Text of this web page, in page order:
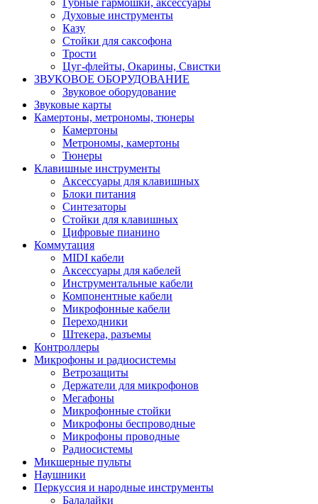
Губные гармошки, аксессуары
Духовые инструменты
Казу
Стойки для саксофона
Трости
Цуг-флейты, Окарины, Свистки
ЗВУКОВОЕ ОБОРУДОВАНИЕ
Звуковое оборудование
Звуковые карты
Камертоны, метрономы, тюнеры
Камертоны
Метрономы, камертоны
Тюнеры
Клавишные инструменты
Аксессуары для клавишных
Блоки питания
Синтезаторы
Стойки для клавишных
Цифровые пианино
Коммутация
MIDI кабели
Аксессуары для кабелей
Инструментальные кабели
Компонентные кабели
Микрофонные кабели
Переходники
Штекера, разъемы
Контроллеры
Микрофоны и радиосистемы
Ветрозащиты
Держатели для микрофонов
Мегафоны
Микрофонные стойки
Микрофоны беспроводные
Микрофоны проводные
Радиосистемы
Микшерные пульты
Наушники
Перкуссия и народные инструменты
Балалайки